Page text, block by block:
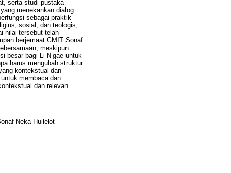
serta studi pustaka
menekankan dialog
sebagai praktik
sosial, dan teologis,
nilai tersebut telah
berjemaat GMIT Sonaf
meskipun
besar bagi Li N’gae untuk
harus mengubah struktur
kontekstual dan
membaca dan
dan relevan
Neka Huilelot